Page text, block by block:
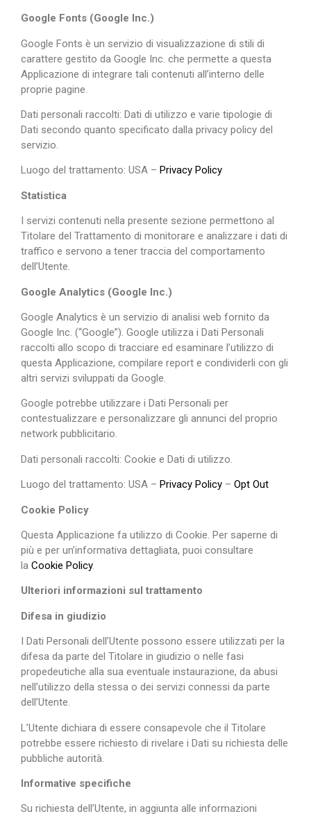
Google Fonts (Google Inc.)
Google Fonts è un servizio di visualizzazione di stili di
carattere gestito da Google Inc. che permette a questa
Applicazione di integrare tali contenuti all’interno delle
proprie pagine.
Dati personali raccolti: Dati di utilizzo e varie tipologie di
Dati secondo quanto specificato dalla privacy policy del
servizio.
Luogo del trattamento: USA – Privacy Policy
Statistica
I servizi contenuti nella presente sezione permettono al
Titolare del Trattamento di monitorare e analizzare i dati di
traffico e servono a tener traccia del comportamento
dell’Utente.
Google Analytics (Google Inc.)
Google Analytics è un servizio di analisi web fornito da
Google Inc. (“Google”). Google utilizza i Dati Personali
raccolti allo scopo di tracciare ed esaminare l’utilizzo di
questa Applicazione, compilare report e condividerli con gli
altri servizi sviluppati da Google.
Google potrebbe utilizzare i Dati Personali per
contestualizzare e personalizzare gli annunci del proprio
network pubblicitario.
Dati personali raccolti: Cookie e Dati di utilizzo.
Luogo del trattamento: USA – Privacy Policy – Opt Out
Cookie Policy
Questa Applicazione fa utilizzo di Cookie. Per saperne di
più e per un’informativa dettagliata, puoi consultare
la Cookie Policy.
Ulteriori informazioni sul trattamento
Difesa in giudizio
I Dati Personali dell’Utente possono essere utilizzati per la
difesa da parte del Titolare in giudizio o nelle fasi
propedeutiche alla sua eventuale instaurazione, da abusi
nell’utilizzo della stessa o dei servizi connessi da parte
dell’Utente.
L’Utente dichiara di essere consapevole che il Titolare
potrebbe essere richiesto di rivelare i Dati su richiesta delle
pubbliche autorità.
Informative specifiche
Su richiesta dell’Utente, in aggiunta alle informazioni